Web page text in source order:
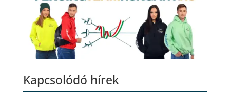
Kapcsolódó hírek